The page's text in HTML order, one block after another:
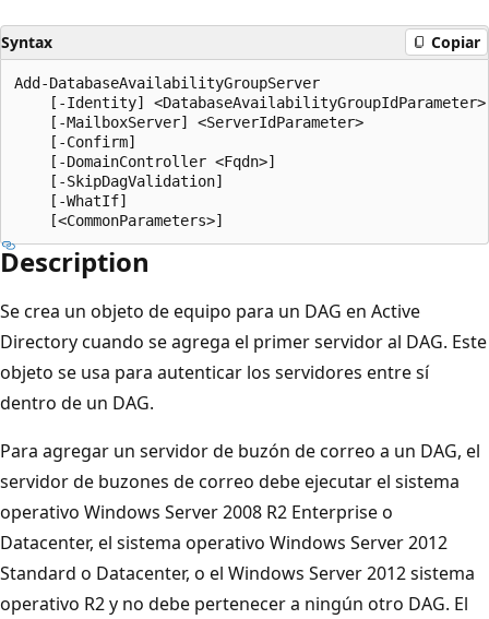
Syntax Copiar
Add-DatabaseAvailabilityGroupServer
    [-Identity] <DatabaseAvailabilityGroupIdParameter>
    [-MailboxServer] <ServerIdParameter>
    [-Confirm]
    [-DomainController <Fqdn>]
    [-SkipDagValidation]
    [-WhatIf]
Description
Se crea un objeto de equipo para un DAG en Active
Directory cuando se agrega el primer servidor al DAG. Este
objeto se usa para autenticar los servidores entre sí
dentro de un DAG.
Para agregar un servidor de buzón de correo a un DAG, el
servidor de buzones de correo debe ejecutar el sistema
operativo Windows Server 2008 R2 Enterprise o
Datacenter, el sistema operativo Windows Server 2012
Standard o Datacenter, o el Windows Server 2012 sistema
operativo R2 y no debe pertenecer a ningún otro DAG. El